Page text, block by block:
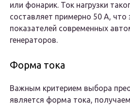
или фонарик. Ток нагрузки
составляет примерно 50 А,
показателей современных
генераторов.
Форма тока
Важным критерием выбора
является форма тока,